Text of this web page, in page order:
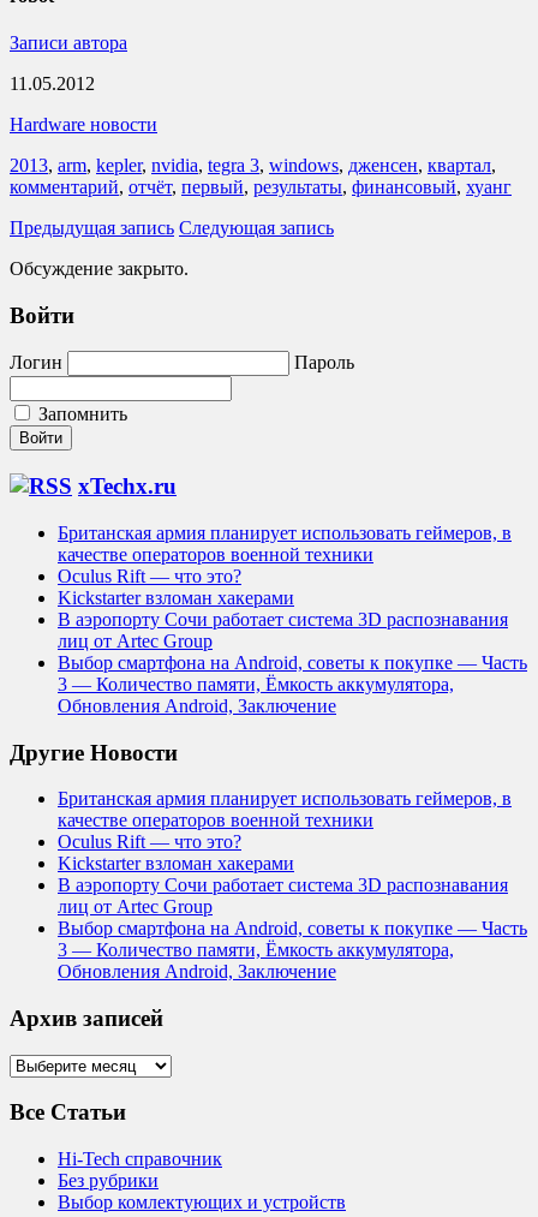
Записи автора
11.05.2012
Hardware новости
2013, arm, kepler, nvidia, tegra 3, windows, дженсен, квартал,
комментарий, отчёт, первый, результаты, финансовый, хуанг
Предыдущая запись Следующая запись
Обсуждение закрыто.
Войти
Логин Пароль
Запомнить
xTechx.ru
Британская армия планирует использовать геймеров, в
качестве операторов военной техники
Oculus Rift — что это?
Kickstarter взломан хакерами
В аэропорту Сочи работает система 3D распознавания
лиц от Artec Group
Выбор смартфона на Android, советы к покупке — Часть
3 — Количество памяти, Ёмкость аккумулятора,
Обновления Android, Заключение
Другие Новости
Британская армия планирует использовать геймеров, в
качестве операторов военной техники
Oculus Rift — что это?
Kickstarter взломан хакерами
В аэропорту Сочи работает система 3D распознавания
лиц от Artec Group
Выбор смартфона на Android, советы к покупке — Часть
3 — Количество памяти, Ёмкость аккумулятора,
Обновления Android, Заключение
Архив записей
Архив
Все Статьи
Hi-Tech справочник
Без рубрики
Выбор комлектующих и устройств